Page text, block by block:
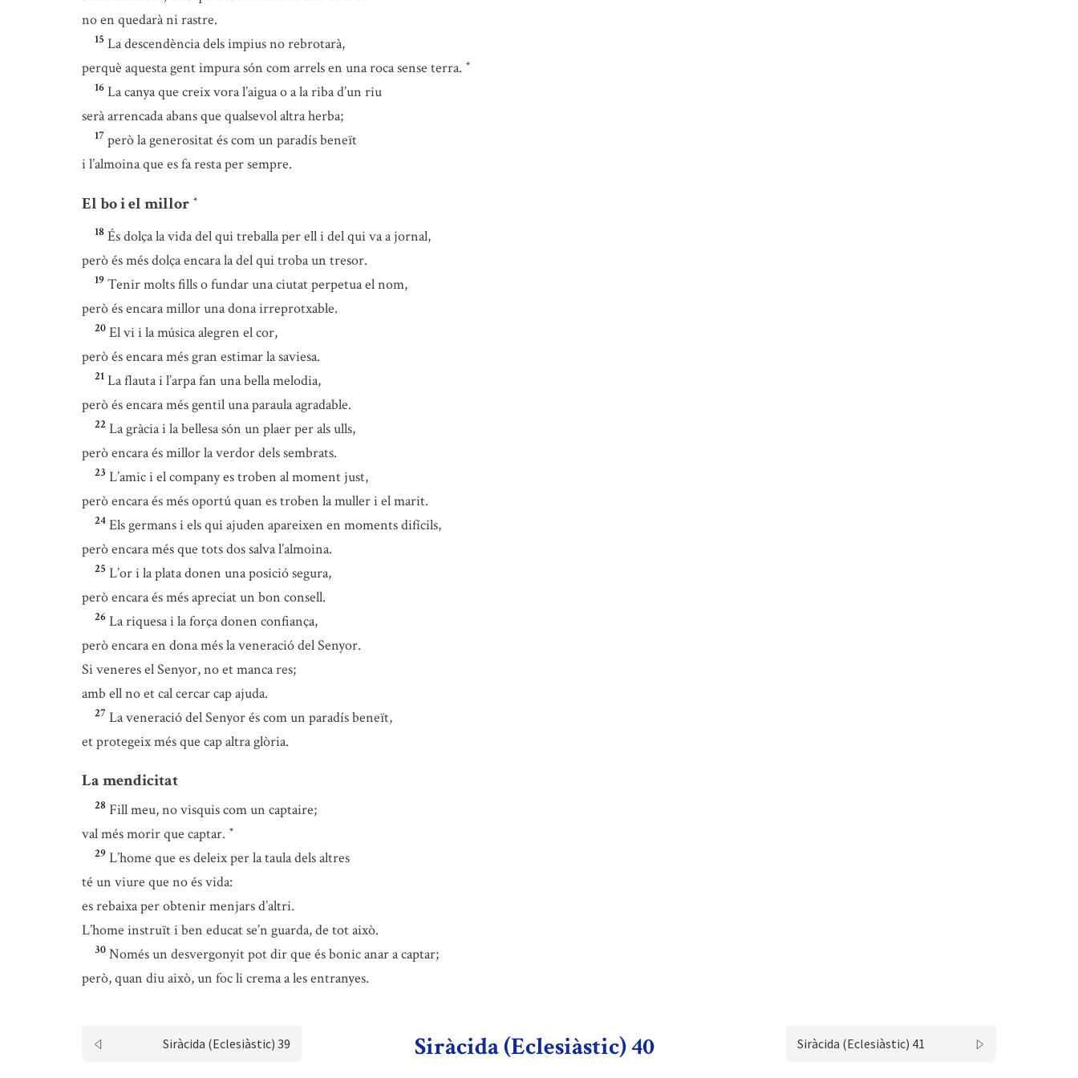
no en quedarà ni rastre.
15 La descendència dels impius no rebrotarà,
perquè aquesta gent impura són com arrels en una roca sense terra. *
16 La canya que creix vora l’aigua o a la riba d’un riu
serà arrencada abans que qualsevol altra herba;
17 però la generositat és com un paradís beneït
i l’almoina que es fa resta per sempre.
El bo i el millor *
18 És dolça la vida del qui treballa per ell i del qui va a jornal,
però és més dolça encara la del qui troba un tresor.
19 Tenir molts fills o fundar una ciutat perpetua el nom,
però és encara millor una dona irreprotxable.
20 El vi i la música alegren el cor,
però és encara més gran estimar la saviesa.
21 La flauta i l’arpa fan una bella melodia,
però és encara més gentil una paraula agradable.
22 La gràcia i la bellesa són un plaer per als ulls,
però encara és millor la verdor dels sembrats.
23 L’amic i el company es troben al moment just,
però encara és més oportú quan es troben la muller i el marit.
24 Els germans i els qui ajuden apareixen en moments difícils,
però encara més que tots dos salva l’almoina.
25 L’or i la plata donen una posició segura,
però encara és més apreciat un bon consell.
26 La riquesa i la força donen confiança,
però encara en dona més la veneració del Senyor.
Si veneres el Senyor, no et manca res;
amb ell no et cal cercar cap ajuda.
27 La veneració del Senyor és com un paradís beneït,
et protegeix més que cap altra glòria.
La mendicitat
28 Fill meu, no visquis com un captaire;
val més morir que captar. *
29 L’home que es deleix per la taula dels altres
té un viure que no és vida:
es rebaixa per obtenir menjars d’altri.
L’home instruït i ben educat se’n guarda, de tot això.
30 Només un desvergonyit pot dir que és bonic anar a captar;
però, quan diu això, un foc li crema a les entranyes.
Siràcida (Eclesiàstic) 39 Siràcida (Eclesiàstic) 40 Siràcida (Eclesiàstic) 41